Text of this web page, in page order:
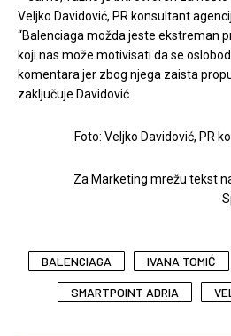
Veljko Davidović, PR konsultant
“Balenciaga možda jeste ekstreman
koji nas može motivisati da se
komentara jer zbog njega zaista
zaključuje Davidović.
Foto: Veljko Davidović, PR
Za Marketing mrežu tekst
BALENCIAGA IVANA TOMIĆ
SMARTPOINT ADRIA